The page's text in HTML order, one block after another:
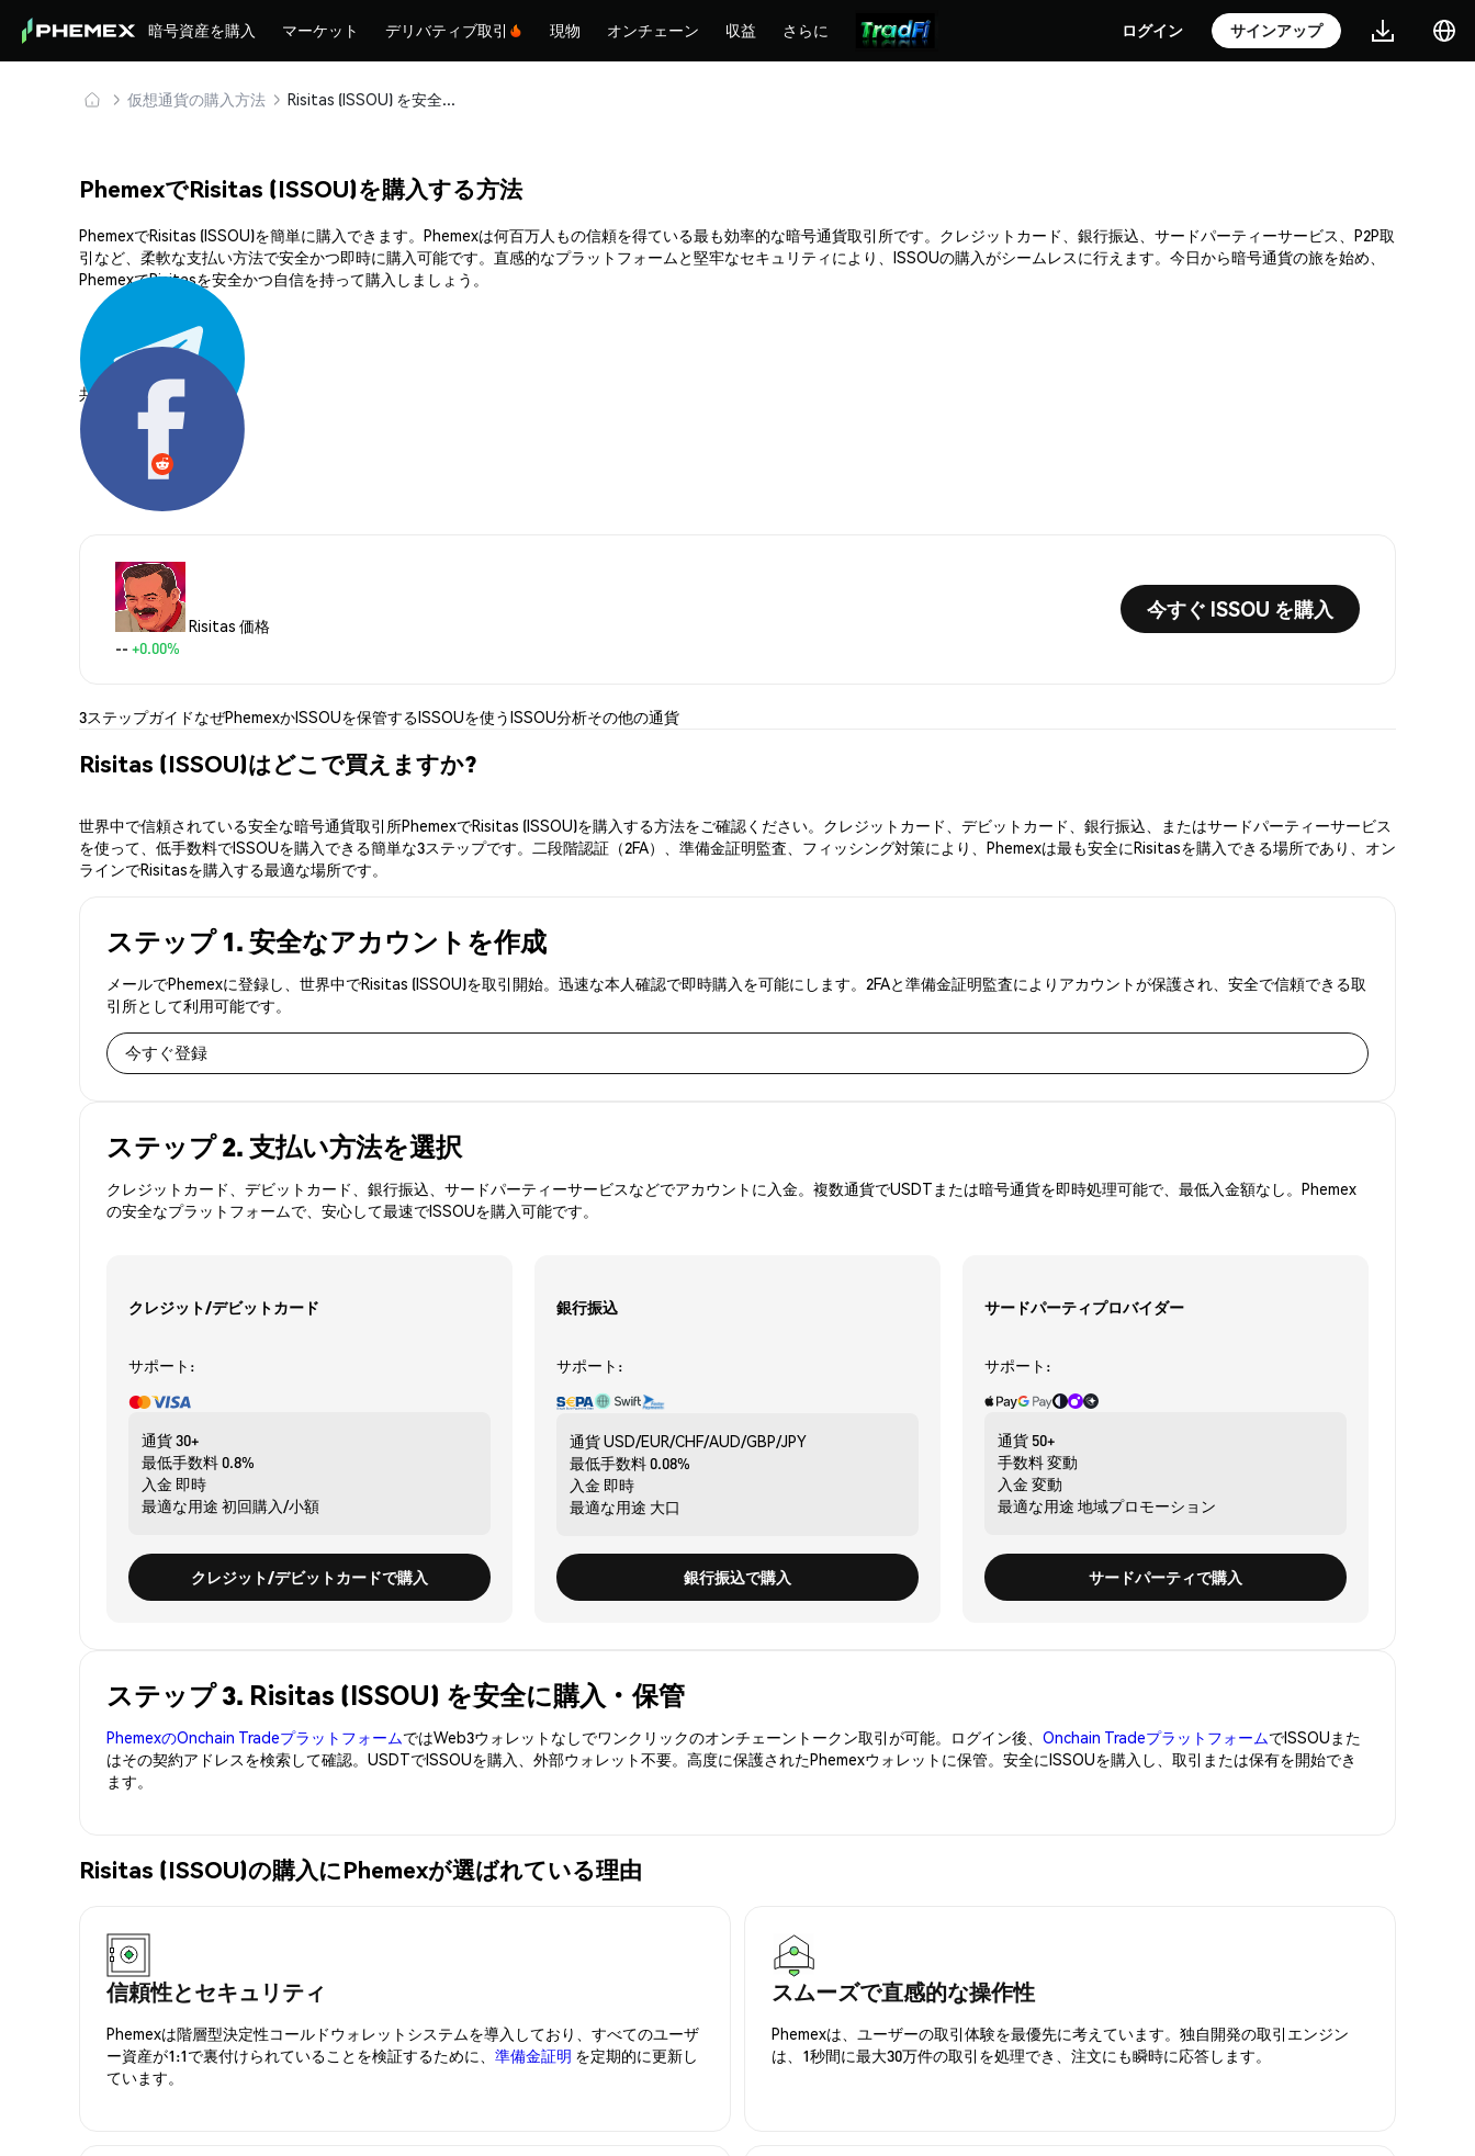
暗号資産を購入 マーケット デリバティブ取引 現物 オンチェーン 収益 さらに ログイン サインアップ
仮想通貨の購入方法 Risitas (ISSOU) を安全に購入・保管
PhemexでRisitas (ISSOU)を購入する方法
PhemexでRisitas (ISSOU)を簡単に購入できます。Phemexは何百万人もの信頼を得ている最も効率的な暗号通貨取引所です。クレジットカード、銀行振込、サードパーティーサービス、P2P取
引など、柔軟な支払い方法で安全かつ即時に購入可能です。直感的なプラットフォームと堅牢なセキュリティにより、ISSOUの購入がシームレスに行えます。今日から暗号通貨の旅を始め、
PhemexでRisitasを安全かつ自信を持って購入しましょう。
共有する:
Risitas 価格
-- +0.00%
今すぐ ISSOU を購入
3ステップガイドなぜPhemexかISSOUを保管するISSOUを使うISSOU分析その他の通貨
Risitas (ISSOU)はどこで買えますか?
世界中で信頼されている安全な暗号通貨取引所PhemexでRisitas (ISSOU)を購入する方法をご確認ください。クレジットカード、デビットカード、銀行振込、またはサードパーティーサービス
を使って、低手数料でISSOUを購入できる簡単な3ステップです。二段階認証（2FA）、準備金証明監査、フィッシング対策により、Phemexは最も安全にRisitasを購入できる場所であり、オン
ラインでRisitasを購入する最適な場所です。
ステップ 1. 安全なアカウントを作成
メールでPhemexに登録し、世界中でRisitas (ISSOU)を取引開始。迅速な本人確認で即時購入を可能にします。2FAと準備金証明監査によりアカウントが保護され、安全で信頼できる取
引所として利用可能です。
今すぐ登録
ステップ 2. 支払い方法を選択
クレジットカード、デビットカード、銀行振込、サードパーティーサービスなどでアカウントに入金。複数通貨でUSDTまたは暗号通貨を即時処理可能で、最低入金額なし。Phemex
の安全なプラットフォームで、安心して最速でISSOUを購入可能です。
クレジット/デビットカード
サポート:
通貨30+
最低手数料0.8%
入金 即時
最適な用途 初回購入/小額
クレジット/デビットカードで購入
銀行振込
サポート:
通貨USD/EUR/CHF/AUD/GBP/JPY
最低手数料0.08%
入金 即時
最適な用途 大口
銀行振込で購入
サードパーティプロバイダー
サポート:
通貨 50+
手数料変動
入金 変動
最適な用途 地域プロモーション
サードパーティで購入
ステップ 3. Risitas (ISSOU) を安全に購入・保管
PhemexのOnchain TradeプラットフォームではWeb3ウォレットなしでワンクリックのオンチェーントークン取引が可能。ログイン後、 Onchain TradeプラットフォームでISSOUまた
はその契約アドレスを検索して確認。USDTでISSOUを購入、外部ウォレット不要。高度に保護されたPhemexウォレットに保管。安全にISSOUを購入し、取引または保有を開始でき
ます。
Risitas (ISSOU)の購入にPhemexが選ばれている理由
信頼性とセキュリティ
Phemexは階層型決定性コールドウォレットシステムを導入しており、すべてのユーザ
ー資産が1:1で裏付けられていることを検証するために、 準備金証明 を定期的に更新し
ています。
スムーズで直感的な操作性
Phemexは、ユーザーの取引体験を最優先に考えています。独自開発の取引エンジン
は、1秒間に最大30万件の取引を処理でき、注文にも瞬時に応答します。